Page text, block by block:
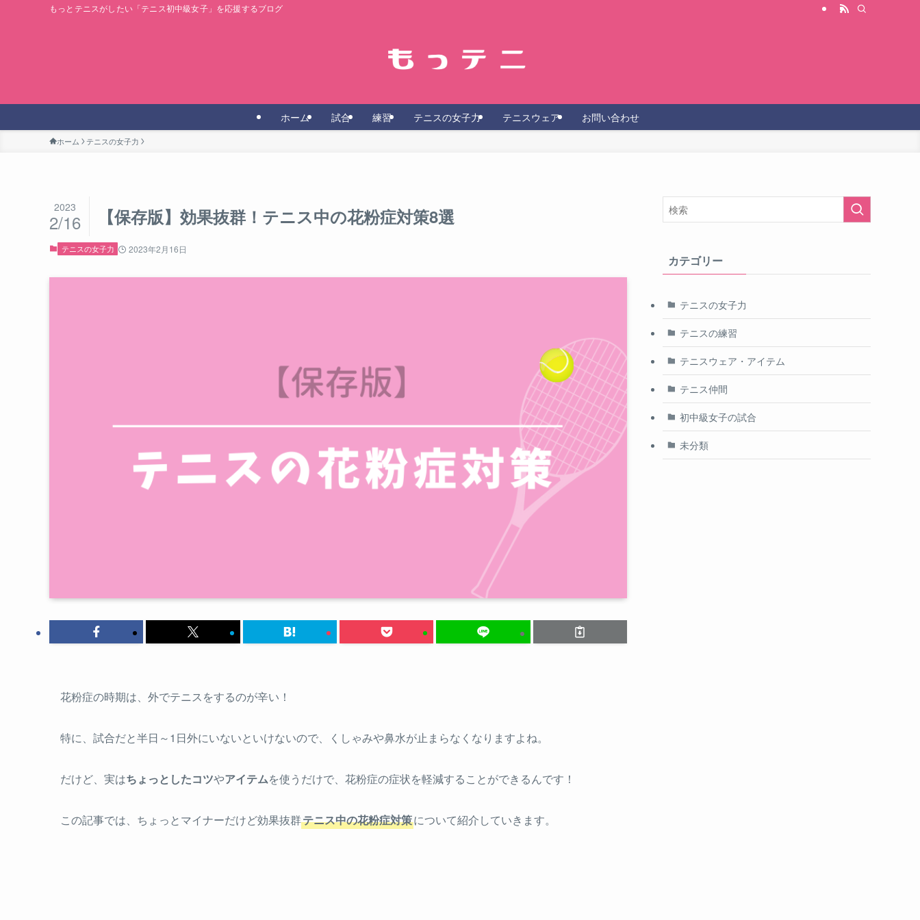
もっとテニスがしたい「テニス初中級女子」を応援するブログ
ホーム 試合 練習 テニスの女子力 テニスウェア お問い合わせ
ホーム テニスの女子力
【保存版】効果抜群！テニス中の花粉症対策8選
2023
2/16
テニスの女子力 2023年2月16日
花粉症の時期は、外でテニスをするのが辛い！
特に、試合だと半日～1日外にいないといけないので、くしゃみや鼻水が止まらなくなりますよね。
だけど、実はちょっとしたコツやアイテムを使うだけで、花粉症の症状を軽減することができるんです！
この記事では、ちょっとマイナーだけど効果抜群テニス中の花粉症対策について紹介していきます。
カテゴリー
テニスの女子力
テニスの練習
テニスウェア・アイテム
テニス仲間
初中級女子の試合
未分類